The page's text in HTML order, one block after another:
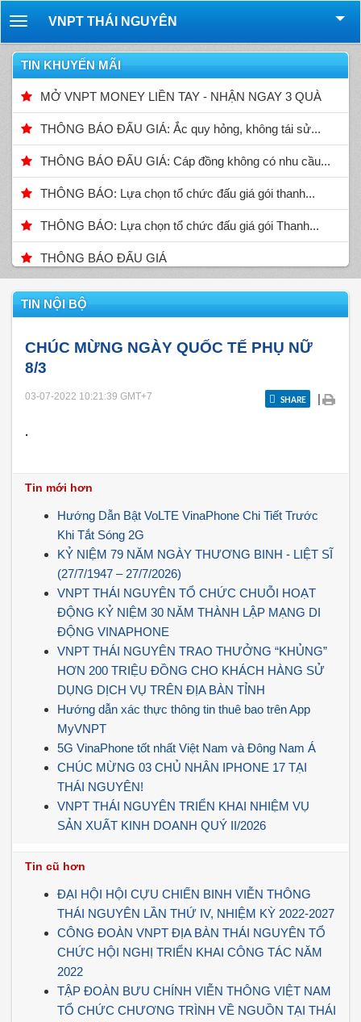
Toggle
navigation
VNPT THÁI NGUYÊN
TIN KHUYẾN MÃI
MỞ VNPT MONEY LIỀN TAY - NHẬN NGAY 3 QUÀ
THÔNG BÁO ĐẤU GIÁ: Ắc quy hỏng, không tái sử...
THÔNG BÁO ĐẤU GIÁ: Cáp đồng không có nhu cầu...
THÔNG BÁO: Lựa chọn tổ chức đấu giá gói thanh...
THÔNG BÁO: Lựa chọn tổ chức đấu giá gói Thanh...
THÔNG BÁO ĐẤU GIÁ
TIN NỘI BỘ
CHÚC MỪNG NGÀY QUỐC TẾ PHỤ NỮ
8/3
03-07-2022 10:21:39 GMT+7 SHARE |
.
Tin mới hơn
Hướng Dẫn Bật VoLTE VinaPhone Chi Tiết Trước
Khi Tắt Sóng 2G
KỶ NIỆM 79 NĂM NGÀY THƯƠNG BINH - LIỆT SĨ
(27/7/1947 – 27/7/2026)
VNPT THÁI NGUYÊN TỔ CHỨC CHUỖI HOẠT
ĐỘNG KỶ NIỆM 30 NĂM THÀNH LẬP MẠNG DI
ĐỘNG VINAPHONE
VNPT THÁI NGUYÊN TRAO THƯỞNG “KHỦNG”
HƠN 200 TRIỆU ĐỒNG CHO KHÁCH HÀNG SỬ
DỤNG DỊCH VỤ TRÊN ĐỊA BÀN TỈNH
Hướng dẫn xác thực thông tin thuê bao trên App
MyVNPT
5G VinaPhone tốt nhất Việt Nam và Đông Nam Á
CHÚC MỪNG 03 CHỦ NHÂN IPHONE 17 TẠI
THÁI NGUYÊN!
VNPT THÁI NGUYÊN TRIỂN KHAI NHIỆM VỤ
SẢN XUẤT KINH DOANH QUÝ II/2026
Tin cũ hơn
ĐẠI HỘI HỘI CỰU CHIẾN BINH VIỄN THÔNG
THÁI NGUYÊN LẦN THỨ IV, NHIỆM KỲ 2022-2027
CÔNG ĐOÀN VNPT ĐỊA BÀN THÁI NGUYÊN TỔ
CHỨC HỘI NGHỊ TRIỂN KHAI CÔNG TÁC NĂM
2022
TẬP ĐOÀN BƯU CHÍNH VIỄN THÔNG VIỆT NAM
TỔ CHỨC CHƯƠNG TRÌNH VỀ NGUỒN TẠI THÁI